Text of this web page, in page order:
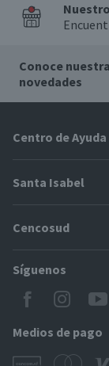
Conoce
novedades
Centro de Ayuda
Problemas con tu
Cómo modificar mis
Modos de entrega y
Locales Santa Isabel
Servicio al cliente
Santa Isabel
Proveedores
CyberDay
BlackFriday
Cencosud
Paris
Jumbo
Easy
Tarjeta Cencosud
Síguenos
Medios de pago